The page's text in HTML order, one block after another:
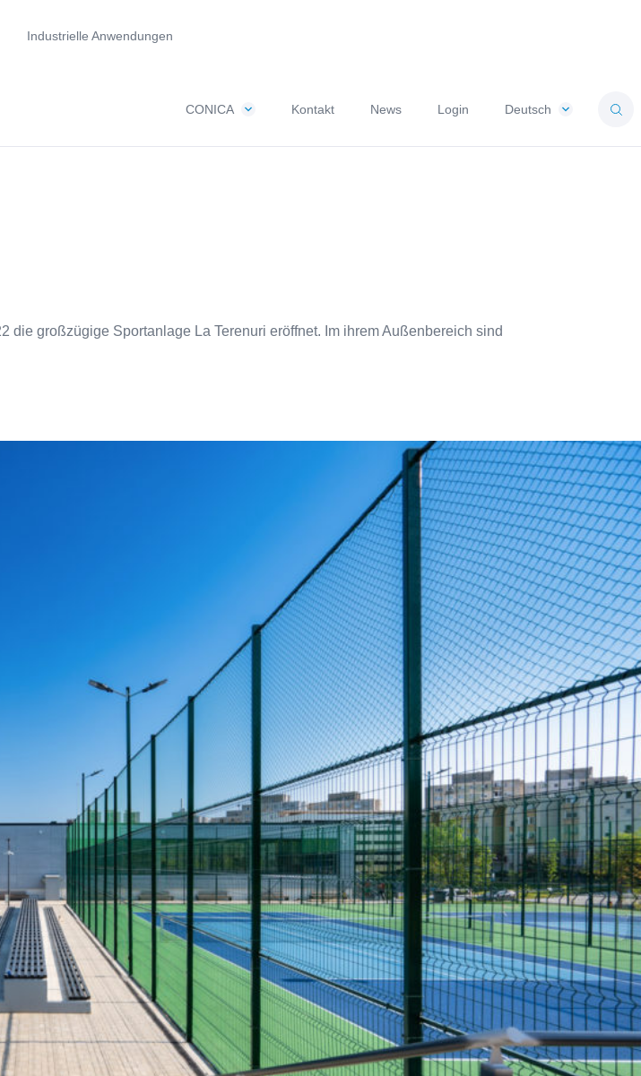
Industrielle Anwendungen
CONICA Kontakt News Login Deutsch
die großzügige Sportanlage La Terenuri eröffnet. Im ihrem Außenbereich sind